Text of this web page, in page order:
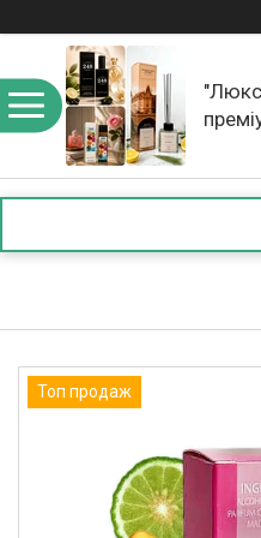
Топ продаж